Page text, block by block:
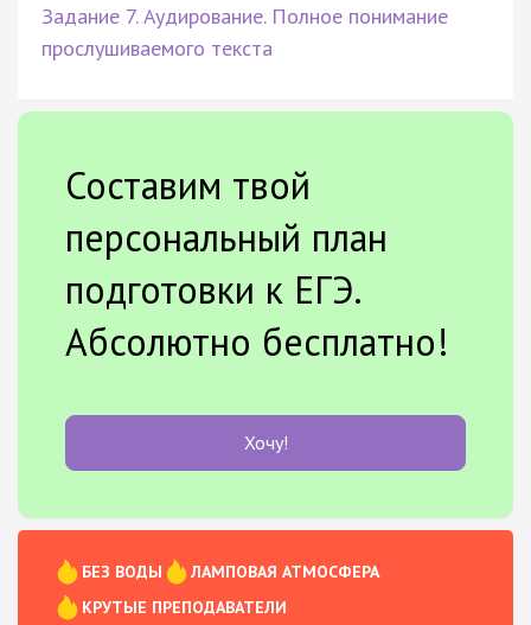
Задание 7. Аудирование. Полное понимание
прослушиваемого текста
Составим твой
персональный план
подготовки к ЕГЭ.
Абсолютно бесплатно!
Хочу!
БЕЗ ВОДЫ
ЛАМПОВАЯ АТМОСФЕРА
КРУТЫЕ ПРЕПОДАВАТЕЛИ